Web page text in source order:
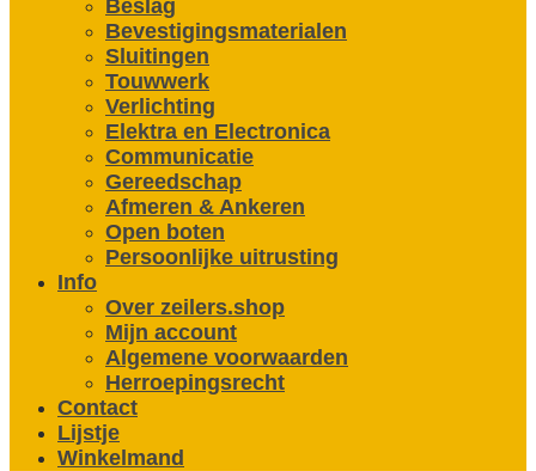
Beslag
Bevestigings­­materialen
Sluitingen
Touwwerk
Verlichting
Elektra en Electronica
Communicatie
Gereedschap
Afmeren & Ankeren
Open boten
Persoonlijke uitrusting
Info
Over zeilers.shop
Mijn account
Algemene voorwaarden
Herroepingsrecht
Contact
Lijstje
Winkelmand